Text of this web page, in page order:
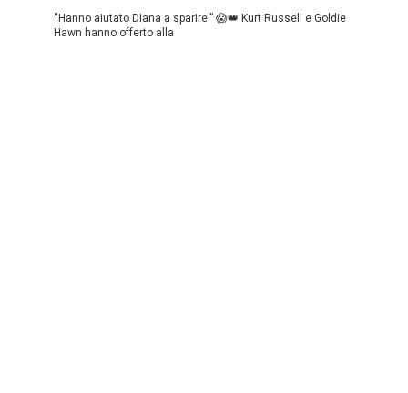
“Hanno aiutato Diana a sparire.” 😱👑 Kurt Russell e Goldie
Hawn hanno offerto alla